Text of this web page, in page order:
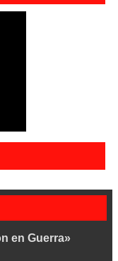
en Guerra»